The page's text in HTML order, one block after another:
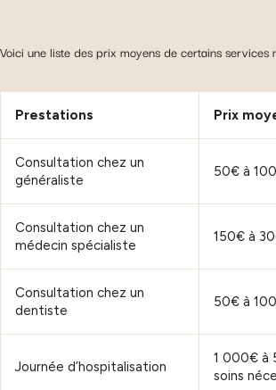
Voici une liste des prix moyens de certains
Prestations Prix
Consultation chez un
généraliste
50€ à
Consultation chez un
médecin spécialiste
150€ à
Consultation chez un
dentiste
50€ à
Journée d’hospitalisation
1 000€ à
soins